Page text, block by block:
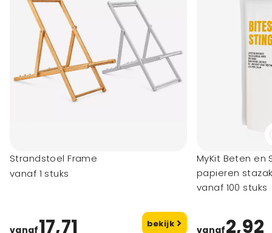
Strandstoel Frame
vanaf 1 stuks
vanaf17,71 bekijk
MyKit Beten en
papieren
vanaf 100 stuks
vanaf2,92